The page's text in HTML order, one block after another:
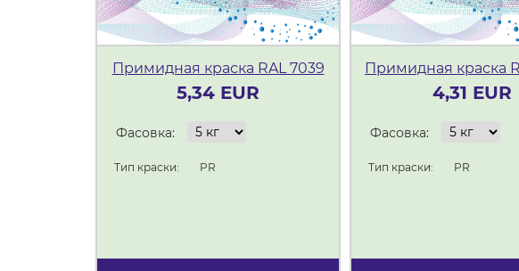
Примидная краска RAL 7039
5,34 EUR
Фасовка:
Тип краски: PR
Примидная краска
4,31 EUR
Фасовка:
Тип краски: PR